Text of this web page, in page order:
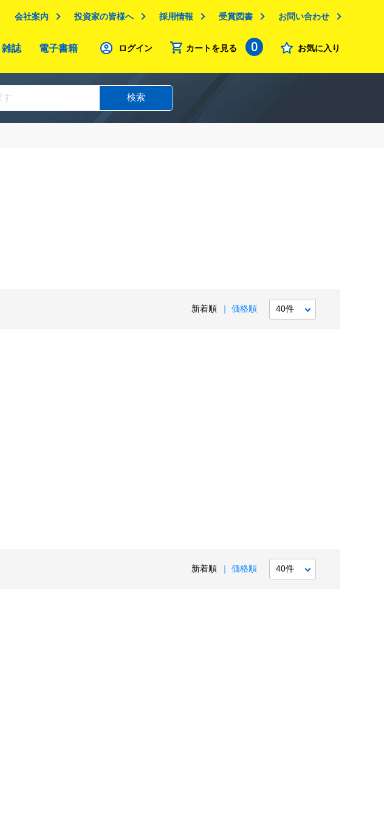
会社案内 投資家の皆様へ 採用情報 受賞図書 お問い合わせ
雑誌 電子書籍 ログイン カートを見る 0 お気に入り
検索
新着順 価格順
新着順 価格順